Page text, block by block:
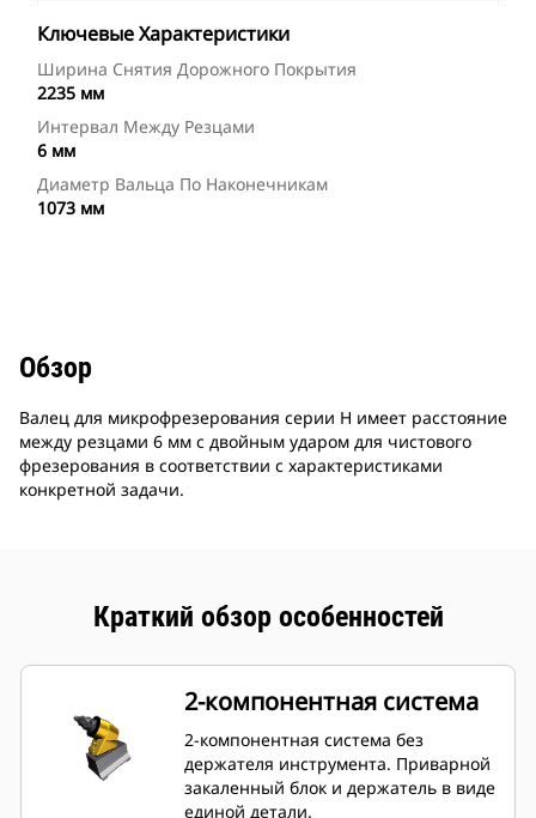
Ключевые Характеристики
Ширина Снятия Дорожного Покрытия
2235 мм
Интервал Между Резцами
6 мм
Диаметр Вальца По Наконечникам
1073 мм
Обзор
Валец для микрофрезерования серии H имеет расстояние
между резцами 6 мм с двойным ударом для чистового
фрезерования в соответствии с характеристиками
конкретной задачи.
Краткий обзор особенностей
2-компонентная система
2-компонентная система без
держателя инструмента. Приварной
закаленный блок и держатель в виде
единой детали.